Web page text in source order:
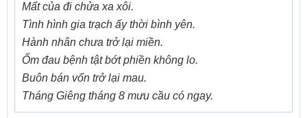
Mất của đi chửa xa xôi.
Tình hình gia trạch ấy thời bình yên.
Hành nhân chưa trở lại miền.
Ốm đau bệnh tật bớt phiền không lo.
Buôn bán vốn trở lại mau.
Tháng Giêng tháng 8 mưu cầu có ngay.